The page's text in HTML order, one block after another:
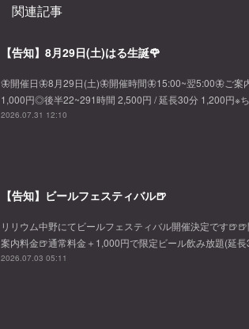
関連記事
【告知】8月29日(土)はる生誕🌹
🦋開催日🦋8月29日(土)🦋開催時間🦋15:00~翌5:00🦋ご
1,000円◎後半22~291時間 2,500円 / 延長30分 1,200円
2026.07.31 12:10
【告知】ビールフェスティバル🍺
リリウム中野にてビールフェスティバル開催決定です
案内料金🍺通常料金＋1,000円で限定ビール飲み放題(延
2026.07.03 05:11